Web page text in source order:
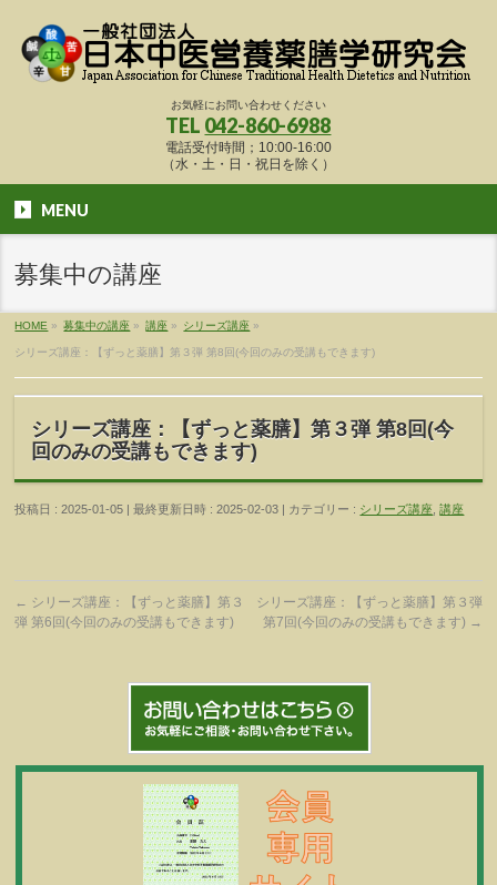
お気軽にお問い合わせください
TEL 042-860-6988
電話受付時間；10:00-16:00
（水・土・日・祝日を除く）
MENU
募集中の講座
HOME » 募集中の講座 » 講座 » シリーズ講座 »
シリーズ講座：【ずっと薬膳】第３弾 第8回(今回のみの受講もできます)
シリーズ講座：【ずっと薬膳】第３弾 第8回(今
回のみの受講もできます)
投稿日 : 2025-01-05 最終更新日時 : 2025-02-03 カテゴリー : シリーズ講座 ,講座
← シリーズ講座：【ずっと薬膳】第３
弾 第6回(今回のみの受講もできます)
シリーズ講座：【ずっと薬膳】第３弾
第7回(今回のみの受講もできます) →